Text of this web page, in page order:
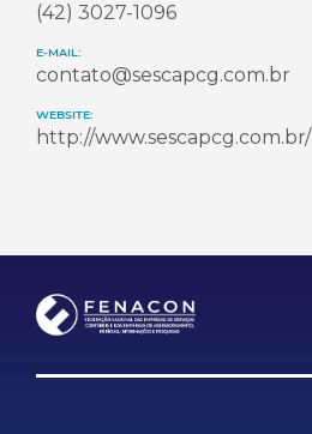
(42) 3027-1096
E-MAIL:
contato@sescapcg.com.br
WEBSITE:
http://www.sescapcg.com.br/